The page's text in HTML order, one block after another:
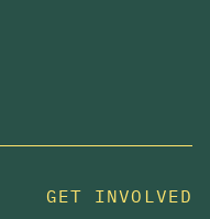
GET INVOLVED